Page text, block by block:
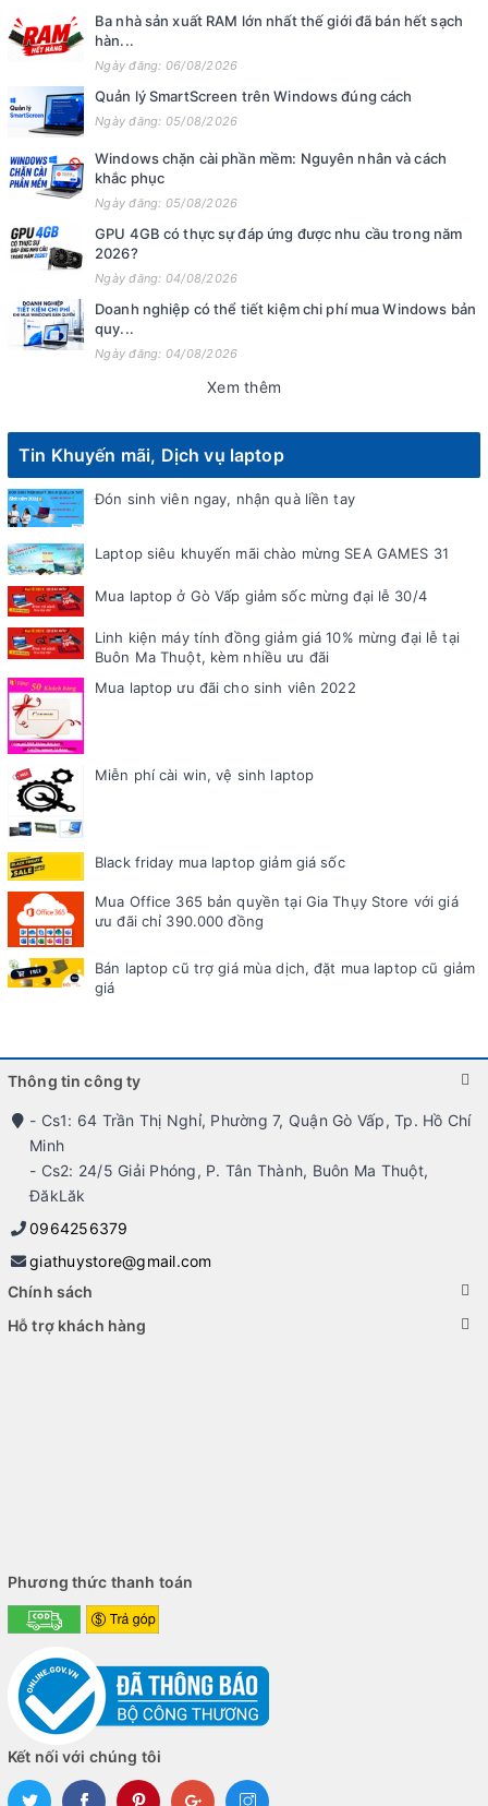
Ba nhà sản xuất RAM lớn nhất thế giới đã bán hết sạch
hàn...
Ngày đăng: 06/08/2026
Quản lý SmartScreen trên Windows đúng cách
Ngày đăng: 05/08/2026
Windows chặn cài phần mềm: Nguyên nhân và cách
khắc phục
Ngày đăng: 05/08/2026
GPU 4GB có thực sự đáp ứng được nhu cầu trong năm
2026?
Ngày đăng: 04/08/2026
Doanh nghiệp có thể tiết kiệm chi phí mua Windows bản
quy...
Ngày đăng: 04/08/2026
Xem thêm
Tin Khuyến mãi, Dịch vụ laptop
Đón sinh viên ngay, nhận quà liền tay
Laptop siêu khuyến mãi chào mừng SEA GAMES 31
Mua laptop ở Gò Vấp giảm sốc mừng đại lễ 30/4
Linh kiện máy tính đồng giảm giá 10% mừng đại lễ tại
Buôn Ma Thuột, kèm nhiều ưu đãi
Mua laptop ưu đãi cho sinh viên 2022
Miễn phí cài win, vệ sinh laptop
Black friday mua laptop giảm giá sốc
Mua Office 365 bản quyền tại Gia Thụy Store với giá
ưu đãi chỉ 390.000 đồng
Bán laptop cũ trợ giá mùa dịch, đặt mua laptop cũ giảm
giá
Thông tin công ty
- Cs1: 64 Trần Thị Nghỉ, Phường 7, Quận Gò Vấp, Tp. Hồ Chí
Minh
- Cs2: 24/5 Giải Phóng, P. Tân Thành, Buôn Ma Thuột,
ĐăkLăk
0964256379
giathuystore@gmail.com
Chính sách
Hỗ trợ khách hàng
Phương thức thanh toán
Kết nối với chúng tôi